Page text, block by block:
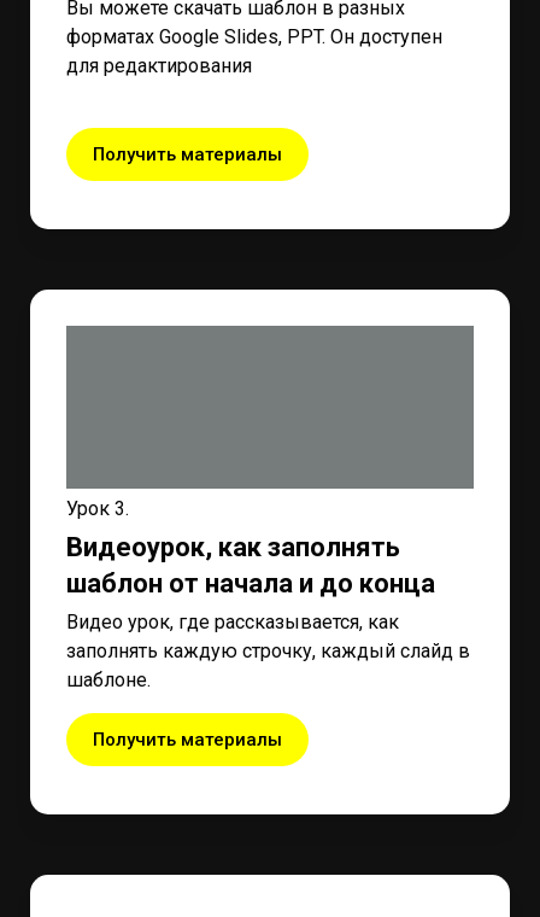
Вы можете скачать шаблон в разных
форматах Google Slides, PPT. Он доступен
для редактирования
Получить материалы
Урок 3.
Видеоурок, как заполнять
шаблон от начала и до конца
Видео урок, где рассказывается, как
заполнять каждую строчку, каждый слайд в
шаблоне.
Получить материалы